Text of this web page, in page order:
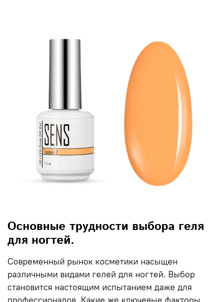
Основные трудности выбора геля
для ногтей.
Современный рынок косметики насыщен
различными видами гелей для ногтей. Выбор
становится настоящим испытанием даже для
профессионалов. Какие же ключевые факторы